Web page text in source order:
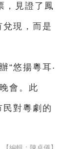
，見證了鳳
現，而是
“悠揚粵耳‧
會。此
對粵劇的